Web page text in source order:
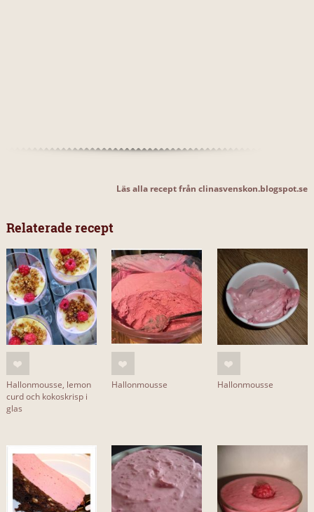
Läs alla recept från clinasvenskon.blogspot.se
Relaterade recept
Hallonmousse, lemon
curd och kokoskrisp i
glas
Hallonmousse Hallonmousse